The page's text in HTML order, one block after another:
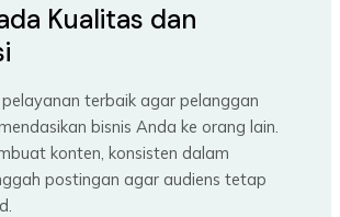
Kualitas dan
pelayanan terbaik agar pelanggan
bisnis Anda ke orang lain.
konten, konsisten dalam
postingan agar audiens tetap